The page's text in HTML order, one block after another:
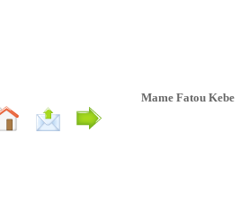
Mame Fatou Kebe